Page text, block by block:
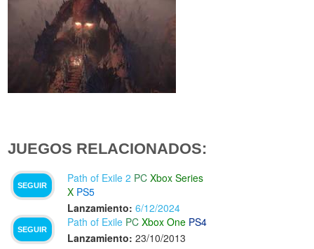
JUEGOS RELACIONADOS:
SEGUIR
Path of Exile 2 PC Xbox Series
X PS5
Lanzamiento: 6/12/2024
SEGUIR
Path of Exile PC Xbox One PS4
Lanzamiento: 23/10/2013